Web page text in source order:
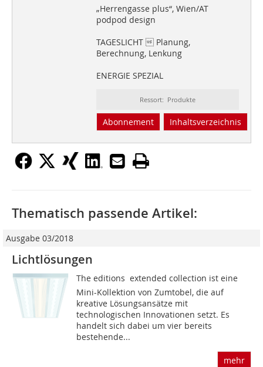
„Herrengasse plus“, Wien/AT
podpod design
TAGESLICHT  Planung,
Berechnung, Lenkung
ENERGIE SPEZIAL
Ressort: Produkte
Abonnement Inhaltsverzeichnis
Thematisch passende Artikel:
Ausgabe 03/2018
Lichtlösungen
The editions  extended collection ist eine
Mini-Kollektion von Zumtobel, die auf
kreative Lösungsansätze mit
technologischen Innovationen setzt. Es
handelt sich dabei um vier bereits
bestehende...
mehr